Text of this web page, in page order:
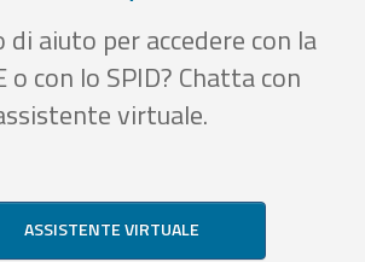
di aiuto per accedere con la
o con lo SPID? Chatta con
virtuale.
ASSISTENTE VIRTUALE